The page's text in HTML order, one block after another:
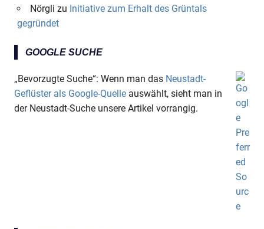
Nörgli zu Initiative zum Erhalt des Grüntals
gegründet
GOOGLE SUCHE
„Bevorzugte Suche“: Wenn man das Neustadt-
Geflüster als Google-Quelle auswählt, sieht man in
der Neustadt-Suche unsere Artikel vorrangig.